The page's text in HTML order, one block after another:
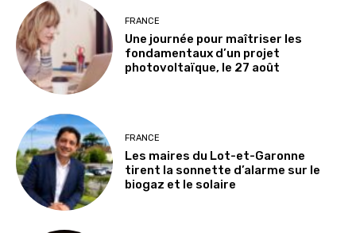
FRANCE
Une journée pour maîtriser les
fondamentaux d’un projet
photovoltaïque, le 27 août
FRANCE
Les maires du Lot-et-Garonne
tirent la sonnette d’alarme sur le
biogaz et le solaire